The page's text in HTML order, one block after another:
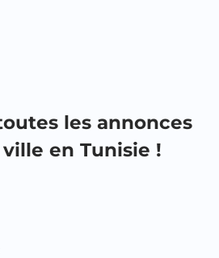
les annonces
en Tunisie !